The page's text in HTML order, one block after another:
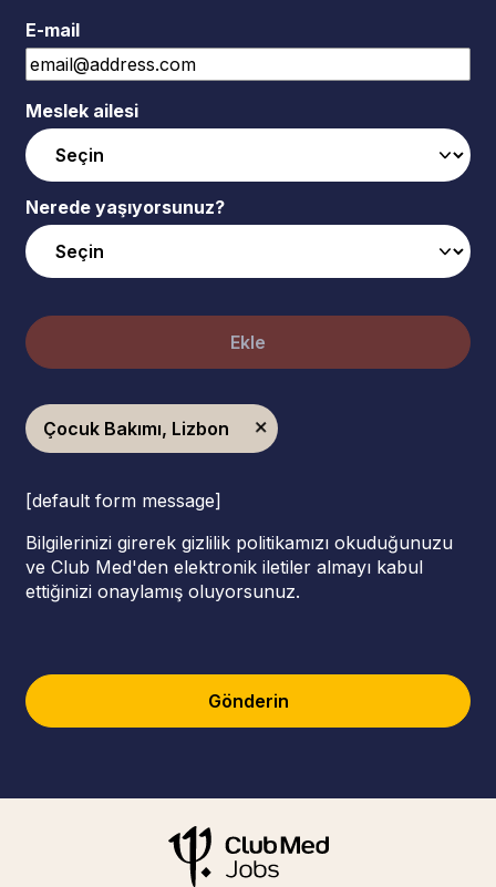
E-mail
Meslek ailesi
Nerede yaşıyorsunuz?
Ekle
Çocuk Bakımı, Lizbon
[default form message]
Bilgilerinizi girerek gizlilik politikamızı okuduğunuzu
ve Club Med'den elektronik iletiler almayı kabul
ettiğinizi onaylamış oluyorsunuz.
Gönderin